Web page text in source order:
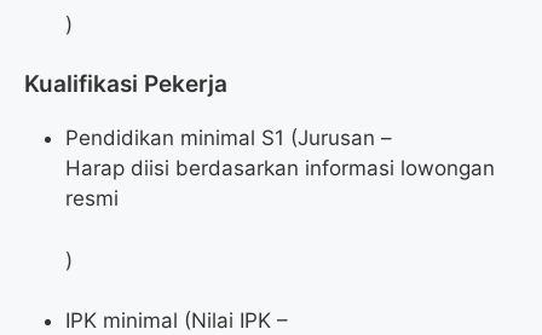
)
Kualifikasi Pekerja
Pendidikan minimal S1 (Jurusan –
Harap diisi berdasarkan informasi lowongan
resmi
)
IPK minimal (Nilai IPK –